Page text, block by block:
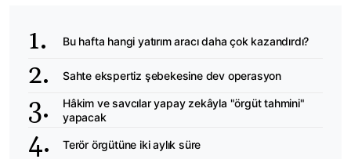
Bu hafta hangi yatırım aracı daha çok kazandırdı?
Sahte ekspertiz şebekesine dev operasyon
Hâkim ve savcılar yapay zekâyla "örgüt tahmini"
yapacak
Terör örgütüne iki aylık süre